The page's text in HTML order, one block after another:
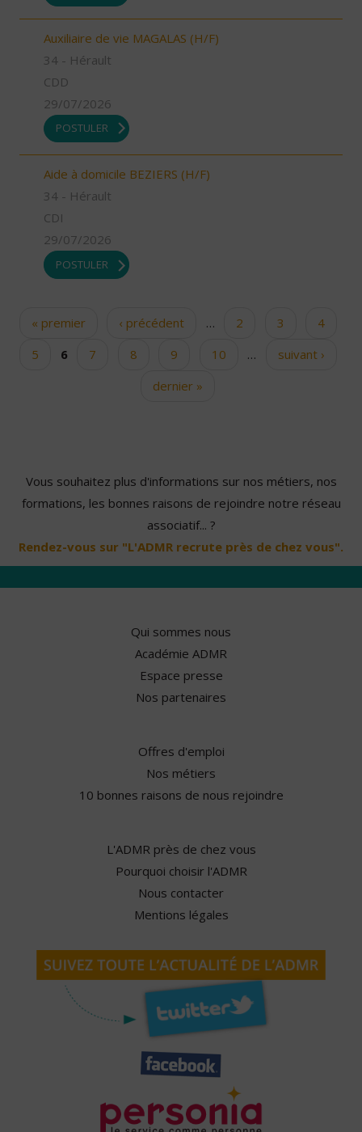
Auxiliaire de vie MAGALAS (H/F)
34 - Hérault
CDD
29/07/2026
POSTULER
Aide à domicile BEZIERS (H/F)
34 - Hérault
CDI
29/07/2026
POSTULER
Pages« premier ‹ précédent … 2 3
4
5
6 7 8 9 10 …
suivant ›
dernier »
Vous souhaitez plus d'informations sur nos métiers, nos
formations, les bonnes raisons de rejoindre notre réseau
associatif... ?
Rendez-vous sur "L'ADMR recrute près de chez vous".
Qui sommes nous
Académie ADMR
Espace presse
Nos partenaires
Offres d'emploi
Nos métiers
10 bonnes raisons de nous rejoindre
L'ADMR près de chez vous
Pourquoi choisir l'ADMR
Nous contacter
Mentions légales